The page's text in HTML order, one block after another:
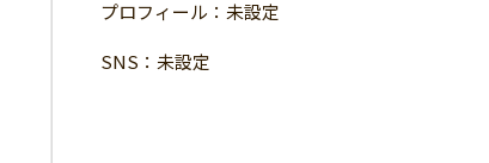
子ども・教育
プロフィール：未設定
SNS：未設定